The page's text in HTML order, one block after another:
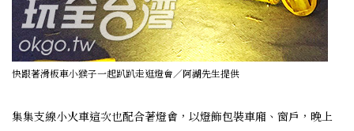
快跟著滑板車小猴子一起趴趴走逛燈會／阿湖先生提供
集集支線小火車這次也配合著燈會，以燈飾包裝車廂、窗戶，晚上